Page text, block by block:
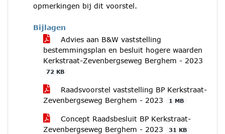
opmerkingen bij dit voorstel.
Bijlagen
Advies aan B&W vaststelling
bestemmingsplan en besluit hogere waarden
Kerkstraat-Zevenbergseweg Berghem - 2023
72 KB
Raadsvoorstel vaststelling BP Kerkstraat-
Zevenbergseweg Berghem - 2023
1 MB
Concept Raadsbesluit BP Kerkstraat-
Zevenbergseweg Berghem - 2023
31 KB